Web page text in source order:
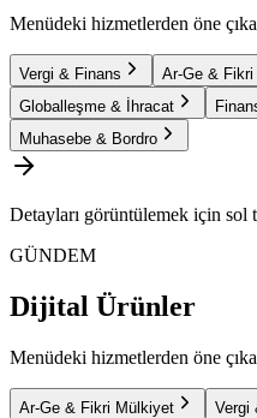
Menüdeki hizmetlerden öne
Vergi & Finans Ar-Ge &
Globalleşme & İhracat
Muhasebe & Bordro
Detayları görüntülemek için sol
GÜNDEM
Dijital Ürünler
Menüdeki hizmetlerden öne
Ar-Ge & Fikri Mülkiyet Vergi